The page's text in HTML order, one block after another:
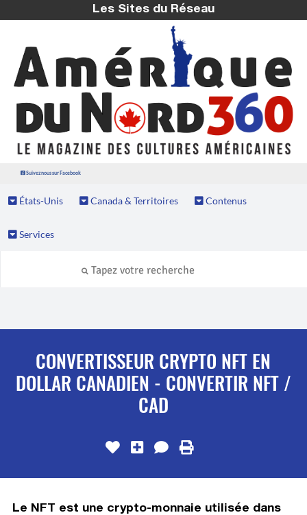
Les Sites du Réseau
Suivez nous sur Facebook
États-Unis Canada & Territoires Contenus
Services
CONVERTISSEUR CRYPTO NFT EN
DOLLAR CANADIEN - CONVERTIR NFT /
CAD
Le NFT est une crypto-monnaie utilisée dans